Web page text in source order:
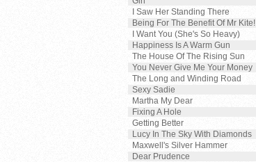
I Saw Her Standing There
Being For The Benefit Of Mr Kite!
I Want You (She's So Heavy)
Happiness Is A Warm Gun
The House Of The Rising Sun
You Never Give Me Your Money
The Long and Winding Road
Sexy Sadie
Martha My Dear
Fixing A Hole
Getting Better
Lucy In The Sky With Diamonds
Maxwell's Silver Hammer
Dear Prudence